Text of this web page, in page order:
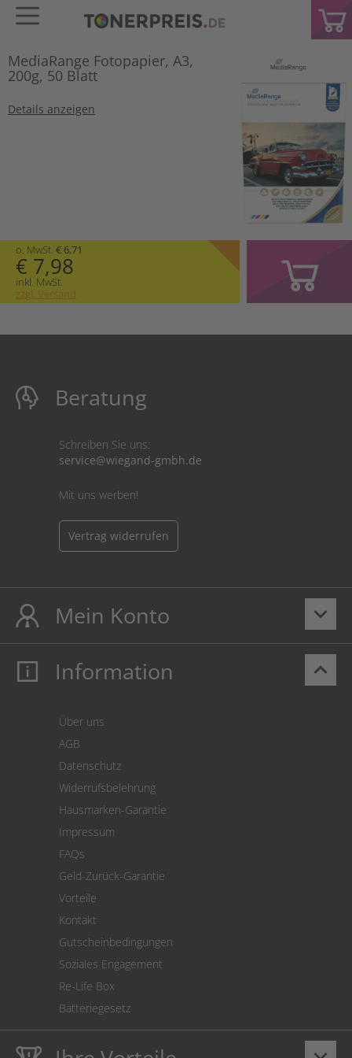
MediaRange Fotopapier, A3,
200g, 50 Blatt
Details anzeigen
o. MwSt. € 6,71
€ 7,98
inkl. MwSt.
zzgl. Versand
Beratung
Schreiben Sie uns:
service@wiegand-gmbh.de
Mit uns werben!
Vertrag widerrufen
keyboard_arrow_down
Mein Konto
Mein Konto
Cookie Einstellungen
keyboard_arrow_up
Information
Über uns
AGB
Datenschutz
Widerrufsbelehrung
Hausmarken-Garantie
Impressum
FAQs
Geld-Zurück-Garantie
Vorteile
Kontakt
Gutscheinbedingungen
Soziales Engagement
Re-Life Box
Batteriegesetz